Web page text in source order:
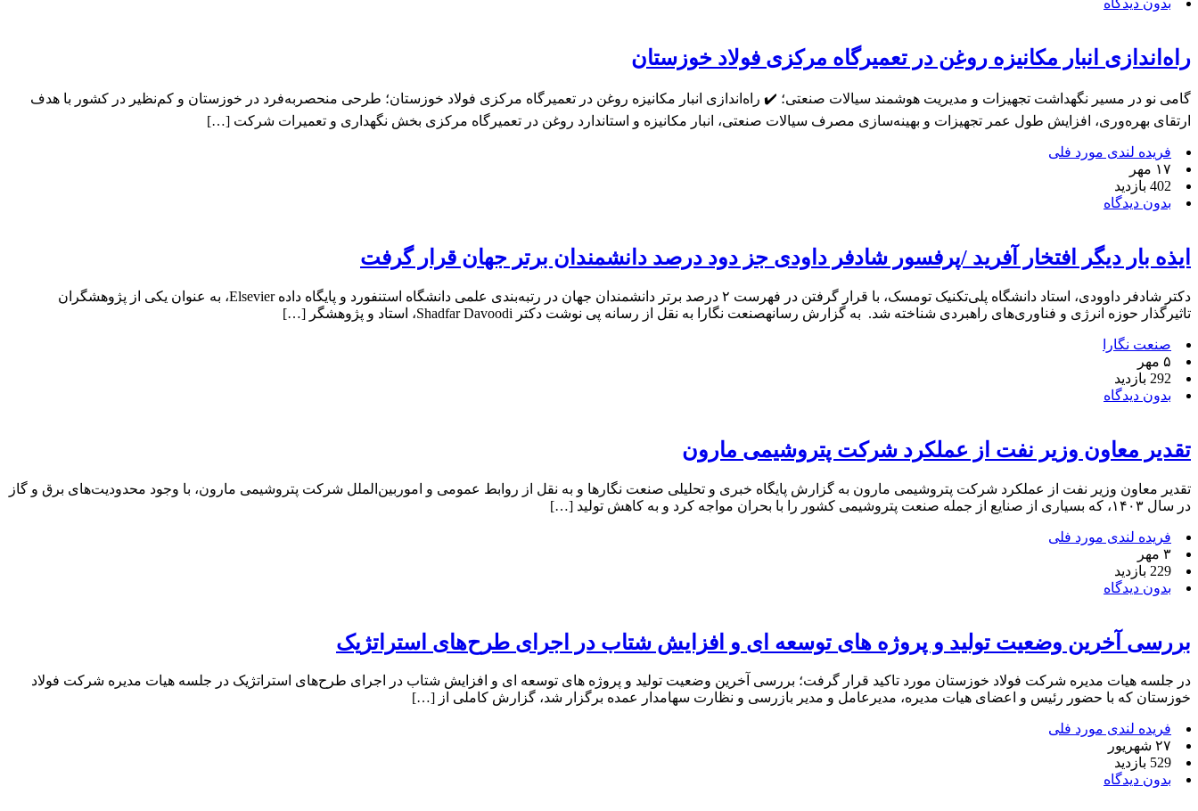
بدون دیدگاه
راه‌اندازی انبار مکانیزه روغن در تعمیرگاه مرکزی فولاد خوزستان
گامی نو در مسیر نگهداشت تجهیزات و مدیریت هوشمند سیالات صنعتی؛ ✔️ راه‌اندازی انبار مکانیزه روغن در تعمیرگاه مرکزی فولاد خوزستان؛ طرحی منحصر‌به‌فرد در خوزستان و کم‌نظیر در کشور با هدف
ارتقای بهره‌وری، افزایش طول عمر تجهیزات و بهینه‌سازی مصرف سیالات صنعتی، انبار مکانیزه و استاندارد روغن در تعمیرگاه مرکزی بخش نگهداری و تعمیرات شرکت […]
فریده لندی مورد فلی
۱۷ مهر
402 بازدید
بدون دیدگاه
ایذه بار دیگر افتخار آفرید /پرفسور شادفر داودی جز دود درصد دانشمندان برتر جهان قرار گرفت
دکتر شادفر داوودی، استاد دانشگاه پلی‌تکنیک تومسک، با قرار گرفتن در فهرست ۲ درصد برتر دانشمندان جهان در رتبه‌بندی علمی دانشگاه استنفورد و پایگاه داده Elsevier، به عنوان یکی از پژوهشگران
تاثیرگذار حوزه انرژی و فناوری‌های راهبردی شناخته شد. به گزارش رسانهصنعت نگارا به نقل از رسانه پی نوشت دکتر Shadfar Davoodi، استاد و پژوهشگر […]
صنعت نگارا
۵ مهر
292 بازدید
بدون دیدگاه
تقدیر معاون وزیر نفت از عملکرد شرکت پتروشیمی مارون
تقدیر معاون وزیر نفت از عملکرد شرکت پتروشیمی مارون به گزارش پایگاه خبری و تحلیلی صنعت نگارها و به نقل از روابط عمومی و اموربین‌الملل شرکت پتروشیمی مارون، با وجود محدودیت‌های برق و گاز
در سال ۱۴۰۳، که بسیاری از صنایع از جمله صنعت پتروشیمی کشور را با بحران مواجه کرد و به کاهش تولید […]
فریده لندی مورد فلی
۳ مهر
229 بازدید
بدون دیدگاه
بررسی آخرین وضعیت تولید و پروژه های توسعه ای و افزایش شتاب در اجرای طرح‌های استراتژیک
در جلسه هیات مدیره شرکت فولاد خوزستان مورد تاکید قرار گرفت؛ بررسی آخرین وضعیت تولید و پروژه های توسعه ای و افزایش شتاب در اجرای طرح‌های استراتژیک در جلسه هیات‌ مدیره‌ شرکت فولاد
خوزستان که با حضور رئیس و اعضای هیات مدیره، مدیرعامل و مدیر بازرسی و نظارت سهامدار عمده برگزار شد، گزارش کاملی از […]
فریده لندی مورد فلی
۲۷ شهریور
529 بازدید
بدون دیدگاه